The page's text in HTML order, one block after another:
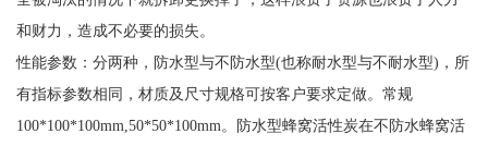
和财力，造成不必要的损失。
性能参数：分两种，防水型与不防水型(也称耐水型与不耐水型)，所
有指标参数相同，材质及尺寸规格可按客户要求定做。常规
100*100*100mm,50*50*100mm。防水型蜂窝活性炭在不防水蜂窝活